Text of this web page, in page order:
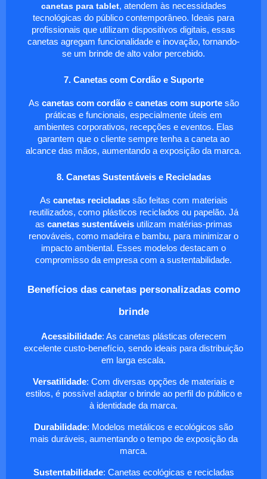
canetas para tablet, atendem às necessidades
tecnológicas do público contemporâneo. Ideais para
profissionais que utilizam dispositivos digitais, essas
canetas agregam funcionalidade e inovação, tornando-
se um brinde de alto valor percebido.
7. Canetas com Cordão e Suporte
As canetas com cordãoe canetas com suportesão
práticas e funcionais, especialmente úteis em
ambientes corporativos, recepções e eventos. Elas
garantem que o cliente sempre tenha a caneta ao
alcance das mãos, aumentando a exposição da marca.
8. Canetas Sustentáveis e Recicladas
As canetas recicladassão feitas com materiais
reutilizados, como plásticos reciclados ou papelão. Já
as canetas sustentáveisutilizam matérias-primas
renováveis, como madeira e bambu, para minimizar o
impacto ambiental. Esses modelos destacam o
compromisso da empresa com a sustentabilidade.
Benefícios das canetas personalizadas como
brinde
Acessibilidade: As canetas plásticas oferecem
excelente custo-benefício, sendo ideais para distribuição
em larga escala.
Versatilidade: Com diversas opções de materiais e
estilos, é possível adaptar o brinde ao perfil do público e
à identidade da marca.
Durabilidade: Modelos metálicos e ecológicos são
mais duráveis, aumentando o tempo de exposição da
marca.
Sustentabilidade: Canetas ecológicas e recicladas